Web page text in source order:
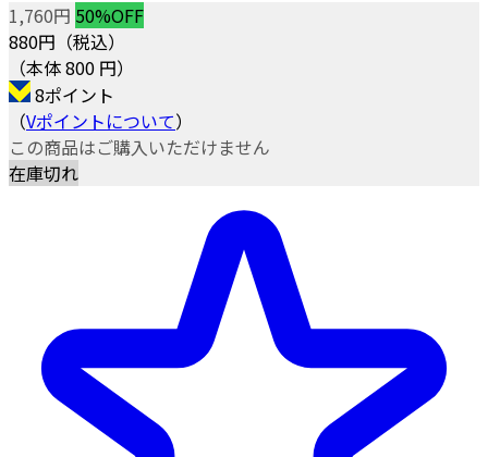
1,760円 50%OFF
880円（税込）
（本体 800 円）
8ポイント
（Vポイントについて）
この商品はご購入いただけません
在庫切れ